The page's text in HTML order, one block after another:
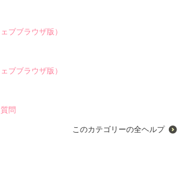
ブブラウザ版）
ブブラウザ版）
問
このカテゴリーの全ヘルプ